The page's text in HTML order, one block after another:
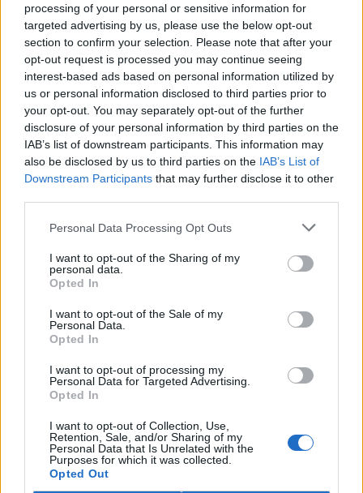
processing of your personal or sensitive information for
targeted advertising by us, please use the below opt-out
section to confirm your selection. Please note that after your
opt-out request is processed you may continue seeing
interest-based ads based on personal information utilized by
us or personal information disclosed to third parties prior to
your opt-out. You may separately opt-out of the further
disclosure of your personal information by third parties on the
IAB’s list of downstream participants. This information may
also be disclosed by us to third parties on the IAB’s List of
Downstream Participants that may further disclose it to other
Personal Data Processing Opt Outs
I want to opt-out of the Sharing of my
personal data.
Opted In
I want to opt-out of the Sale of my
Personal Data.
Opted In
I want to opt-out of processing my
Personal Data for Targeted Advertising.
Opted In
I want to opt-out of Collection, Use,
Retention, Sale, and/or Sharing of my
Personal Data that Is Unrelated with the
Purposes for which it was collected.
Opted Out
1.9.2000 | Lucie Domonkošová
Krajina českého venkova byla před rokem 1989 silně devastována.
Extenzivní hospodářství a bezohledné využívání zanechalo na její
tváři mnoho jizev. Dnes je venkovská krajina vážně ohrožena, ať již
vylidňováním venkova, či dopady zemědělské činnosti. Vyvstává
tedy nutnost krajinu chránit. O této problematice pojednává kniha
"Téma pro 21. století - Kulturní krajina (aneb proč ji chránit?)". Je
sborníkem textů o obnově a ochraně krajiny, která vznikla
tvořivým zásahem člověka. Třiatřicet autorů (například Ivan
Dejmal, Jan Piňos, Daniel Vondrouš...) se snaží vysvětlit čtenáři
pojem kulturní krajina a nutnost její ochrany.
Proč lidé stárnou?
Všichni stárneme. S tímto nezvratitelným faktem se musí vyrovnat
změnit? Jsou tu vůbec nějaká pravidla? Na tyto a další otázky se
pokouší odpovědět Steven N. Austad v knize "Proč stárneme".
Být rolníkem není přežitek
16.6.2000 | Jan Bouchal
ve chlévě. Spousta dřiny, strach o úrodu, boj s úřady. Oplátkou
život na vlastním, pocit jistoty, pocit sounáležitosti s místem, s
krajinou.
Recepty pro příští století
1.5.2000 | Jakub Kašpar
Podtitul knihy bývalého předsedy německé sociální demokracie a